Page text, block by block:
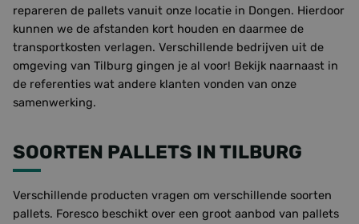
repareren de pallets vanuit onze locatie in Dongen. Hierdoor
kunnen we de afstanden kort houden en daarmee de
transportkosten verlagen. Verschillende bedrijven uit de
omgeving van Tilburg gingen je al voor! Bekijk naarnaast in
de referenties wat andere klanten vonden van onze
samenwerking.
SOORTEN PALLETS IN TILBURG
Verschillende producten vragen om verschillende soorten
pallets. Foresco beschikt over een groot aanbod van pallets